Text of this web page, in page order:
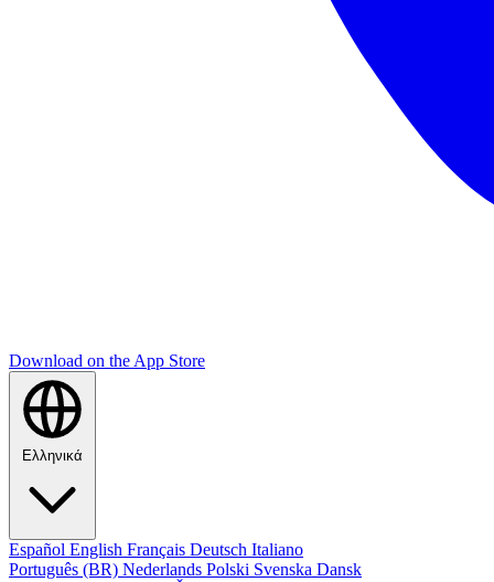
Download on the App Store
Ελληνικά
Español English Français Deutsch Italiano
Português (BR) Nederlands Polski Svenska Dansk